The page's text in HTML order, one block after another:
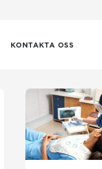
KONTAKTA OSS